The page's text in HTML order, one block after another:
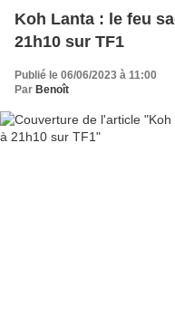
Koh Lanta : le feu
21h10 sur TF1
Publié le 06/06/2023 à 11:00
Par Benoît